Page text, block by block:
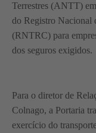
Terrestres (ANTT)
do Registro Nacional
(RNTRC) para
dos seguros exigidos.
Para o diretor de
Colnago, a Portaria
exercício do